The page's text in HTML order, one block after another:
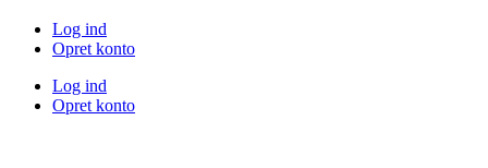
Log ind
Opret konto
Log ind
Opret konto